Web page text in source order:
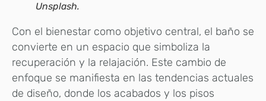
Unsplash.
Con el bienestar como objetivo central, el baño se
convierte en un espacio que simboliza la
recuperación y la relajación. Este cambio de
enfoque se manifiesta en las tendencias actuales
de diseño, donde los acabados y los pisos